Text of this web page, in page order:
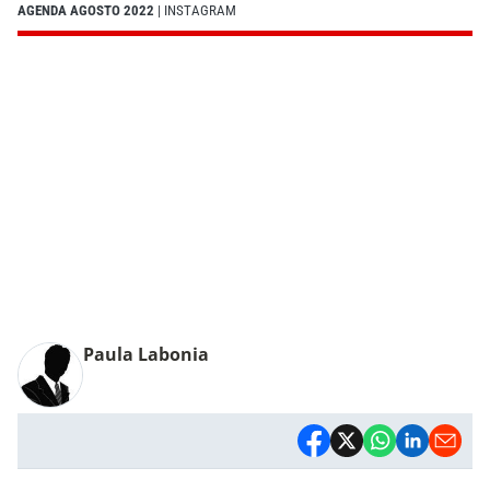
AGENDA AGOSTO 2022 | INSTAGRAM
Paula Labonia